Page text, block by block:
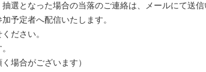
選となった場合の当落のご連絡は、メールにて送信
予定者へ配信いたします。
ださい。
場合がございます）